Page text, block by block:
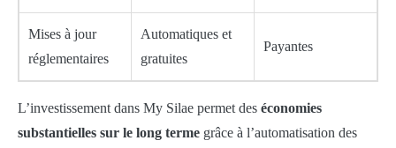
Mises à jour
réglementaires
Automatiques et
gratuites
Payantes
L’investissement dans My Silae permet des économies
substantielles sur le long terme grâce à l’automatisation des